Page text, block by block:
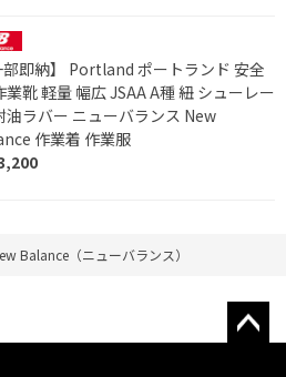
部即納】 Portland ポートランド 安全
業靴 軽量 幅広 JSAA A種 紐 シューレー
油ラバー ニューバランス New
作業着 作業服
Balance（ニューバランス）